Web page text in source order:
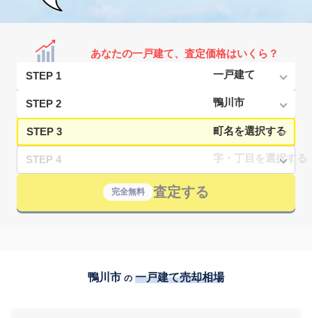
あなたの一戸建て、査定価格はいくら？
STEP 1
STEP 2
STEP 3
STEP 4
完全無料 査定する
鴨川市 の 一戸建て売却相場